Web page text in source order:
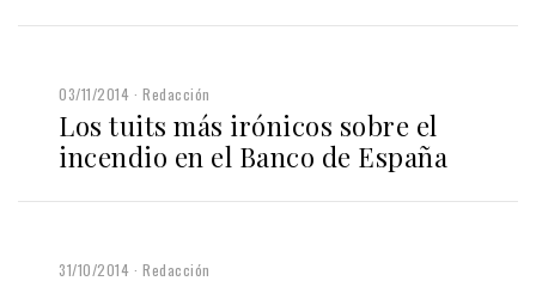
03/11/2014 Redacción
Los tuits más irónicos sobre el
incendio en el Banco de España
31/10/2014 Redacción